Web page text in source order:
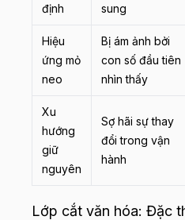
định sung
Hiệu
ứng mỏ
neo
Bị ám ảnh bởi
con số đầu tiên
nhìn thấy
Xu
hướng
giữ
nguyên
Sợ hãi sự thay
đổi trong vận
hành
Lớp cắt văn hóa: Đặc